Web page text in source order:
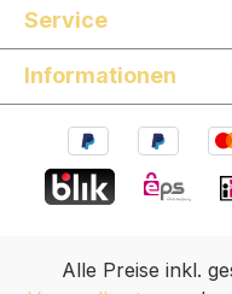
Service
Informationen
Alle Preise inkl.